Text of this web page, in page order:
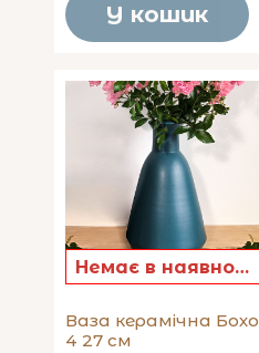
У кошик
Немає в наявності
Ваза керамічна Бохо
4 27 см